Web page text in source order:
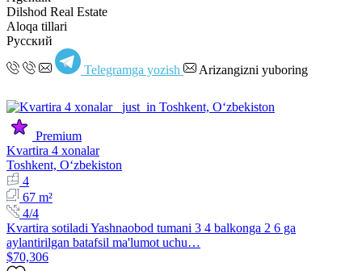
Dilshod Real Estate
Aloqa tillari
Русский
Telegramga yozish Arizangizni yuboring
Premium
Kvartira 4 xonalar
Toshkent, Oʻzbekiston
4
67 m²
4/4
Kvartira sotiladi Yashnaobod tumani 3 4 balkonga 2 6 ga
aylantirilgan batafsil ma'lumot uchu…
$70,306